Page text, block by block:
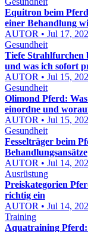
Equitron beim
einer Behandlung
AUTOR • Jul 17,
Gesundheit
Tiefe Strahlfurchen
und was ich sofort
AUTOR • Jul 15,
Gesundheit
Olimond Pferd:
einordne und
AUTOR • Jul 15,
Gesundheit
Fesselträger beim
Behandlungsansätze
AUTOR • Jul 14,
Ausrüstung
Preiskategorien
richtig ein
AUTOR • Jul 14,
Training
Aquatraining